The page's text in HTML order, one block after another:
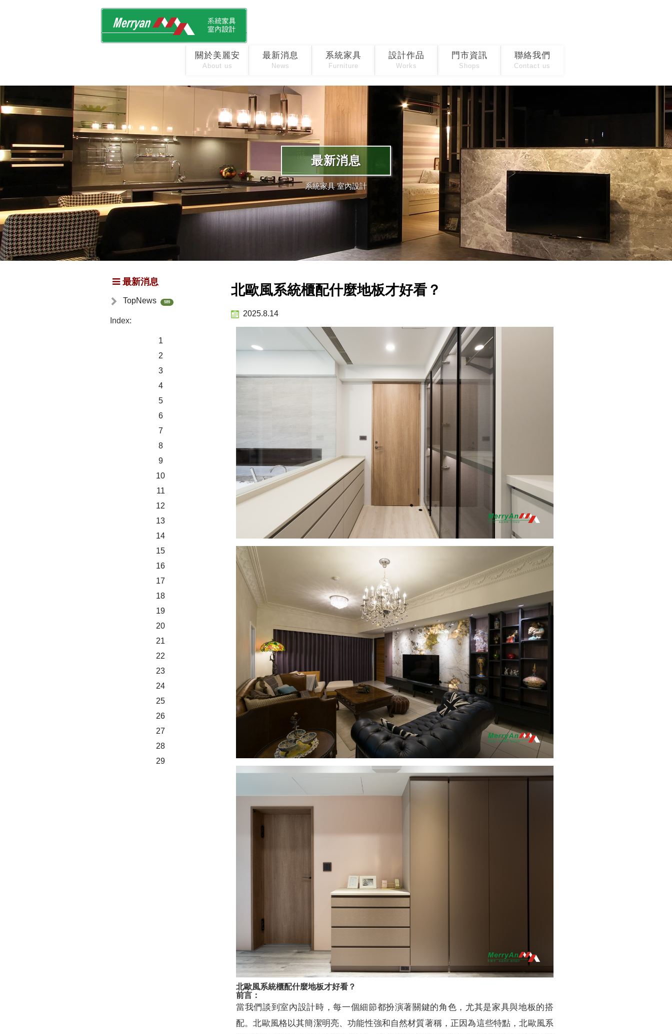
關於美麗安
About us
最新消息
News
系統家具
Furniture
設計作品
Works
門市資訊
Shops
聯絡我們
Contact us
最新消息
系統家具 室內設計
最新消息
TopNews 589
Index:
1
2
3
4
5
6
7
8
9
10
11
12
13
14
15
16
17
18
19
20
21
22
23
24
25
26
27
28
29
北歐風系統櫃配什麼地板才好看？
2025.8.14
北歐風系統櫃配什麼地板才好看？
前言：
當我們談到室內設計時，每一個細節都扮演著關鍵的角色，尤其是家具與地板的搭
配。北歐風格以其簡潔明亮、功能性強和自然材質著稱，正因為這些特點，北歐風系